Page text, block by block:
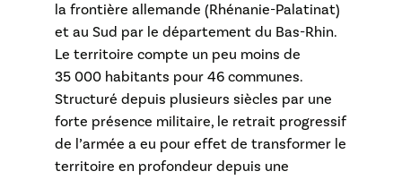
la frontière allemande (Rhénanie-Palatinat)
et au Sud par le département du Bas-Rhin.
Le territoire compte un peu moins de
35 000 habitants pour 46 communes.
Structuré depuis plusieurs siècles par une
forte présence militaire, le retrait progressif
de l’armée a eu pour effet de transformer le
territoire en profondeur depuis une